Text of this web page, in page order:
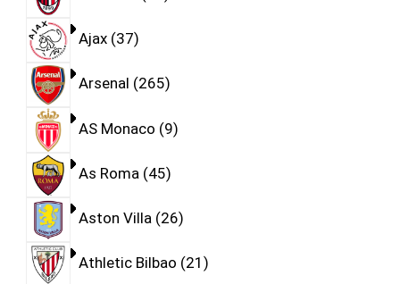
Ajax 37
Arsenal 265
AS Monaco 9
As Roma 45
Aston Villa 26
Athletic Bilbao 21